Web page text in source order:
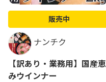
販売中
ナンチク
【訳あり・業務用】国産恵
みウインナー